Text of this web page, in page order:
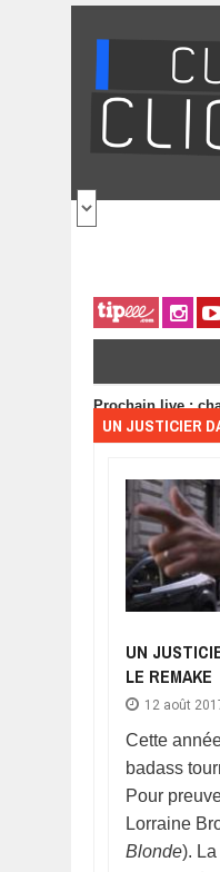
Prochain live :
UN JUSTICIER
UN
LE REMAKE
12 août
Cette
badass
Pour
Lorraine
Blonde). La